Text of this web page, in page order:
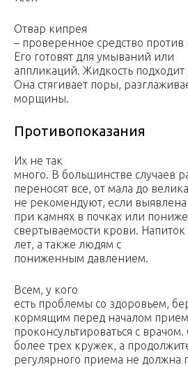
Отвар кипрея
– проверенное средство
Его готовят для умываний или
аппликаций. Жидкость
Она стягивает поры,
морщины.
Противопоказания
Их не так
много. В большинстве случаев
переносят все, от мала до
не рекомендуют, если выявлена
при камнях в почках или
свертываемости крови.
лет, а также людям с
пониженным давлением.
Всем, у кого
есть проблемы со здоровьем,
кормящим перед началом
проконсультироваться с
более трех кружек, а
регулярного приема не должна